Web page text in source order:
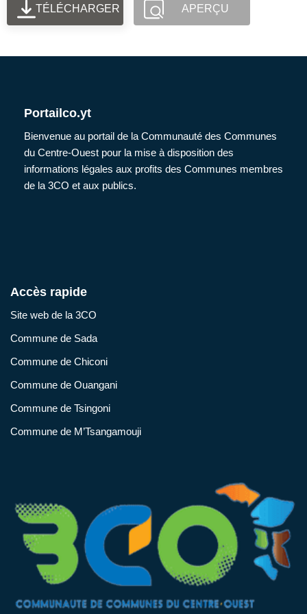
TÉLÉCHARGER APERÇU
Portailco.yt
Bienvenue au portail de la Communauté des Communes
du Centre-Ouest pour la mise à disposition des
informations légales aux profits des Communes membres
de la 3CO et aux publics.
Accès rapide
Site web de la 3CO
Commune de Sada
Commune de Chiconi
Commune de Ouangani
Commune de Tsingoni
Commune de M’Tsangamouji